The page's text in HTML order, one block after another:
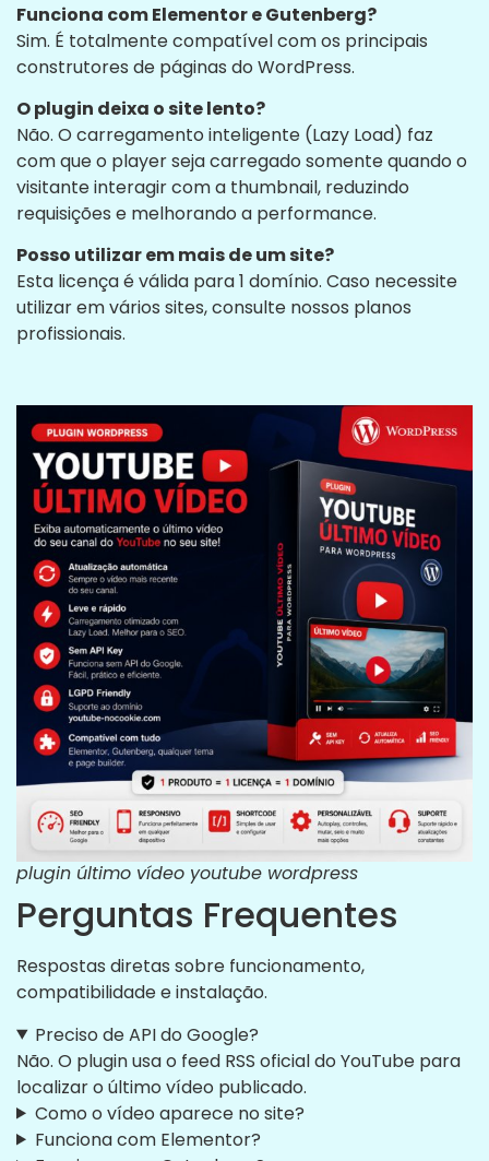
Funciona com Elementor e Gutenberg?
Sim. É totalmente compatível com os principais
construtores de páginas do WordPress.
O plugin deixa o site lento?
Não. O carregamento inteligente (Lazy Load) faz
com que o player seja carregado somente quando o
visitante interagir com a thumbnail, reduzindo
requisições e melhorando a performance.
Posso utilizar em mais de um site?
Esta licença é válida para 1 domínio. Caso necessite
utilizar em vários sites, consulte nossos planos
profissionais.
plugin último vídeo youtube wordpress
Perguntas Frequentes
Respostas diretas sobre funcionamento,
compatibilidade e instalação.
Preciso de API do Google?
Não. O plugin usa o feed RSS oficial do YouTube para
localizar o último vídeo publicado.
Como o vídeo aparece no site?
Funciona com Elementor?